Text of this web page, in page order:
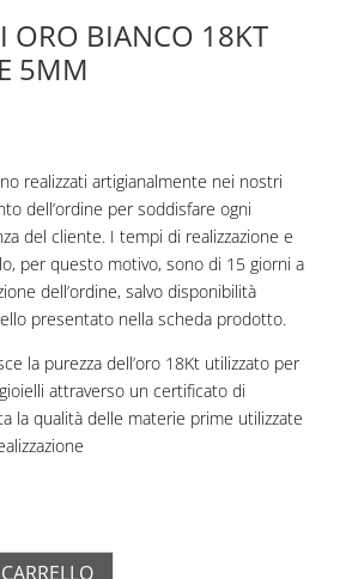
ORO BIANCO 18KT
5MM
realizzati artigianalmente nei nostri
dell’ordine per soddisfare ogni
del cliente. I tempi di realizzazione e
per questo motivo, sono di 15 giorni a
dell’ordine, salvo disponibilità
presentato nella scheda prodotto.
la purezza dell’oro 18Kt utilizzato per
attraverso un certificato di
la qualità delle materie prime utilizzate